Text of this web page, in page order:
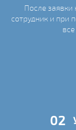
После
сотрудник и при
02